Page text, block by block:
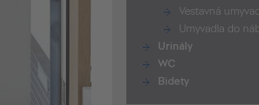
Vestavná
Umyvadla do
Urinály
WC
Bidety